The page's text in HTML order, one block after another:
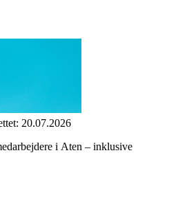
20.07.2026
i Aten – inklusive